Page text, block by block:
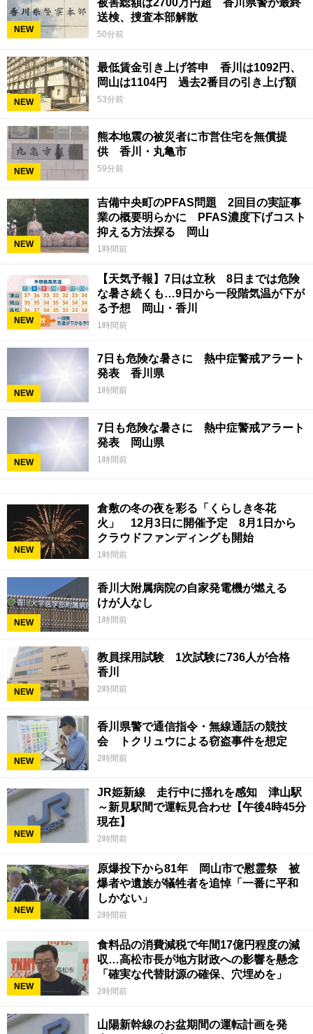
NEW
送検、捜査本部解散
50分前
NEW
最低賃金引き上げ答申 香川は1092円、
岡山は1104円 過去2番目の引き上げ額
53分前
NEW
熊本地震の被災者に市営住宅を無償提
供 香川・丸亀市
59分前
NEW
吉備中央町のPFAS問題 2回目の実証事
業の概要明らかに PFAS濃度下げコスト
抑える方法探る 岡山
1時間前
NEW
【天気予報】7日は立秋 8日までは危険
な暑さ続くも…9日から一段階気温が下が
る予想 岡山・香川
1時間前
NEW
7日も危険な暑さに 熱中症警戒アラート
発表 香川県
1時間前
NEW
7日も危険な暑さに 熱中症警戒アラート
発表 岡山県
1時間前
NEW
倉敷の冬の夜を彩る「くらしき冬花
火」 12月3日に開催予定 8月1日から
クラウドファンディングも開始
1時間前
NEW
香川大附属病院の自家発電機が燃える
けが人なし
1時間前
NEW
教員採用試験 1次試験に736人が合格
香川
2時間前
NEW
香川県警で通信指令・無線通話の競技
会 トクリュウによる窃盗事件を想定
2時間前
NEW
JR姫新線 走行中に揺れを感知 津山駅
～新見駅間で運転見合わせ【午後4時45分
現在】
2時間前
NEW
原爆投下から81年 岡山市で慰霊祭 被
爆者や遺族が犠牲者を追悼「一番に平和
しかない」
2時間前
NEW
食料品の消費減税で年間17億円程度の減
収…高松市長が地方財政への影響を懸念
「確実な代替財源の確保、穴埋めを」
2時間前
山陽新幹線のお盆期間の運転計画を発